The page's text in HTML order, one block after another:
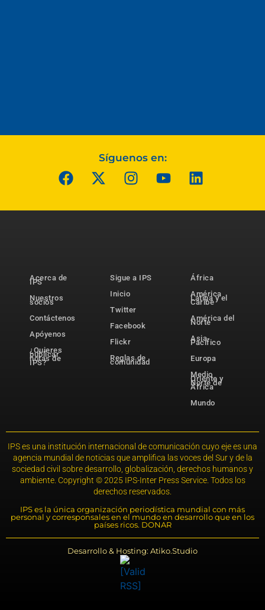
Síguenos en:
Acerca de
IPS
Nuestros
socios
Contáctenos
Apóyenos
¿Quieres
publicar
notas de
IPS?
Sigue a IPS
Inicio
Twitter
Facebook
Flickr
Reglas de
comunidad
África
América
Latina y el
Caribe
América del
Norte
Asia-
Pacífico
Europa
Medio
Oriente y
Norte de
África
Mundo
IPS es una institución internacional de comunicación cuyo eje es una
agencia mundial de noticias que amplifica las voces del Sur y de la
sociedad civil sobre desarrollo, globalización, derechos humanos y
ambiente. Copyright © 2025 IPS-Inter Press Service. Todos los
derechos reservados.
IPS es la única organización periodística mundial con más
personal y corresponsales en el mundo en desarrollo que en los
países ricos. DONAR
Desarrollo & Hosting: Atiko.Studio